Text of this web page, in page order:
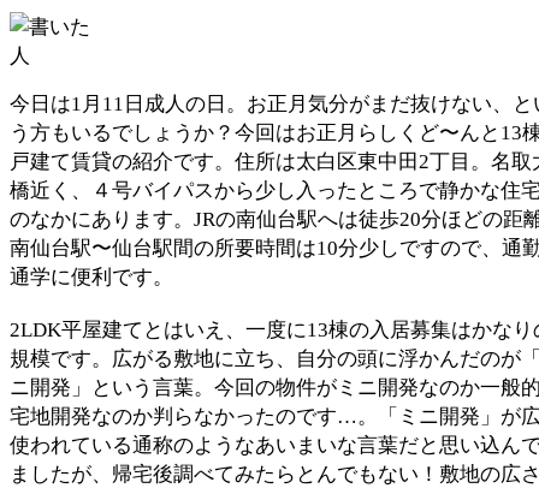
今日は1月11日成人の日。お正月気分がまだ抜けない、と
う方もいるでしょうか？今回はお正月らしくど〜んと13
戸建て賃貸の紹介です。住所は太白区東中田2丁目。名取
橋近く、４号バイパスから少し入ったところで静かな住
のなかにあります。JRの南仙台駅へは徒歩20分ほどの距
南仙台駅〜仙台駅間の所要時間は10分少しですので、通
通学に便利です。
2LDK平屋建てとはいえ、一度に13棟の入居募集はかなり
規模です。広がる敷地に立ち、自分の頭に浮かんだのが
ニ開発」という言葉。今回の物件がミニ開発なのか一般
宅地開発なのか判らなかったのです…。「ミニ開発」が
使われている通称のようなあいまいな言葉だと思い込ん
ましたが、帰宅後調べてみたらとんでもない！敷地の広